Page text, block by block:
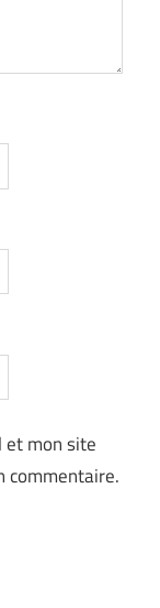
et mon site
commentaire.